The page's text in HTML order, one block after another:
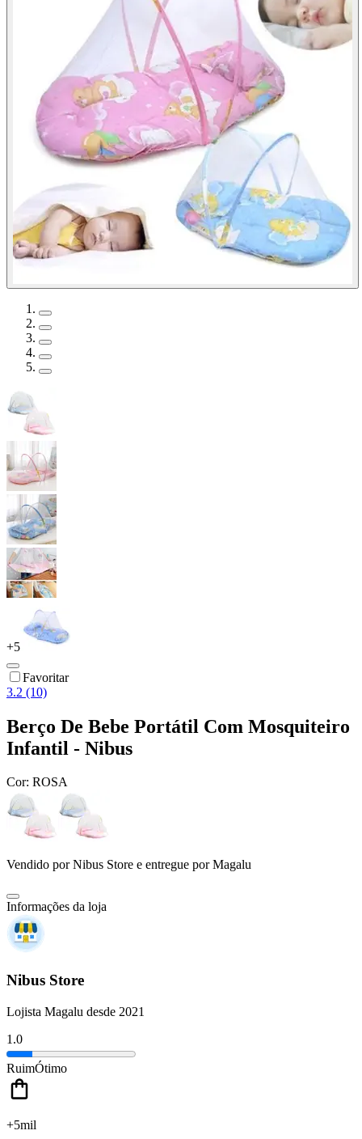
+5
Favoritar
3.2 (10)
Berço De Bebe Portátil Com Mosquiteiro
Infantil - Nibus
Cor: ROSA
Vendido porNibus Store e entregue por Magalu
Informações da loja
Nibus Store
Lojista Magalu desde 2021
1.0
RuimÓtimo
+5mil